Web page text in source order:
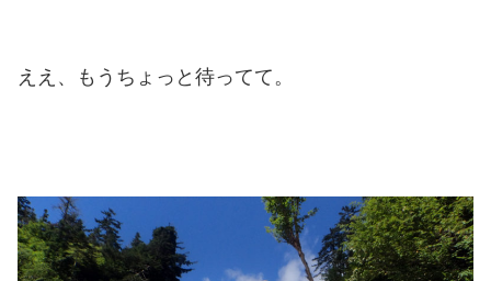
ええ、もうちょっと待ってて。